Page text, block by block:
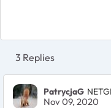
3 Replies
PatrycjaG
Nov 09, 2020